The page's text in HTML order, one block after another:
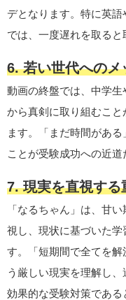
デとなります。特に英
では、一度遅れを取ると
6. 若い世代へのメ
動画の終盤では、中学
から真剣に取り組むこ
ます。「まだ時間があ
ことが受験成功への近道
7. 現実を直視する
「なるちゃん」は、甘
視し、現状に基づいた
す。「短期間で全てを
う厳しい現実を理解し
効果的な受験対策である